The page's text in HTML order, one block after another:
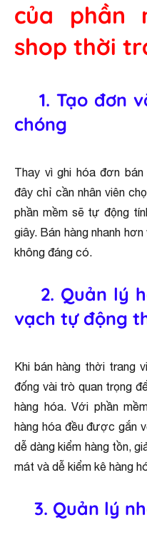
của phần
shop thời
1. Tạo đơn
chóng
Thay vì ghi hóa đơn
đây chỉ cần nhân viên
phần mềm sẽ tự động
giây. Bán hàng nhanh
không đáng có.
2. Quản lý
vạch tự động
Khi bán hàng thời trang
đống vài trò quan trọng
hàng hóa. Với phần
hàng hóa đều được gắn
dễ dàng kiểm hàng tồn,
mát và dễ kiểm kê hàng
3. Quản lý